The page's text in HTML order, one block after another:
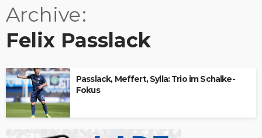
Archive
Felix Passlack
Passlack, Meffert, Sylla: Trio im Schalke-
Fokus